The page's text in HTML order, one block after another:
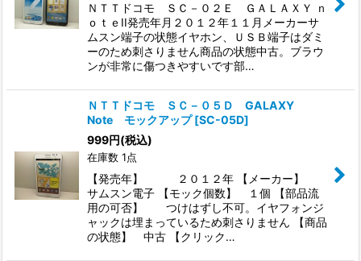
ＮＴＴドコモ ＳＣ－０２Ｅ ＧＡＬＡＸＹ ｎ
ｏｔｅII発売年月２０１２年１１月メーカーサ
ムスン端子の状態イヤホン、ＵＳＢ端子はダミ
ーのため刺さりません商品の状態中古。ブラウ
ンが非常に傷つきやすいです部…
ＮＴＴドコモ ＳＣ－０５Ｄ GALAXY
Note モックアップ [SC-05D]
999円(税込)
在庫数 1点
【発売年】 ２０１２年 【メーカー】
サムスン電子 【モック個数】 １個 【部品流
用の可否】 つけはずし不可。イヤフォンジ
ャックは埋まっているため刺さりません 【商品
の状態】 中古 【クリック…